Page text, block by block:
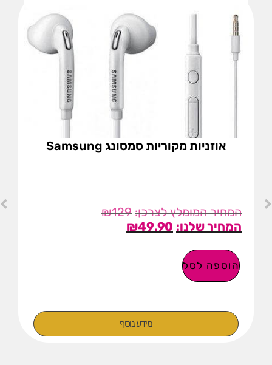
אוזניות מקוריות סמסונג Samsung
₪129
₪49.90
הוספה לסל
מידע נוסף